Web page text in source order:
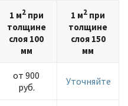
1 м2при
толщине
слоя 100
мм
1 м2 при
толщине
слоя 150
мм
от 900
руб.
Уточняйте